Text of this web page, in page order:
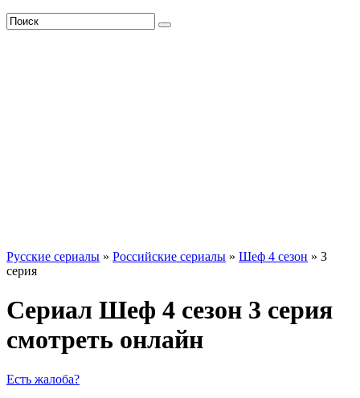
Русские сериалы » Российские сериалы » Шеф 4 сезон » 3
серия
Сериал Шеф 4 сезон 3 серия
смотреть онлайн
Есть жалоба?